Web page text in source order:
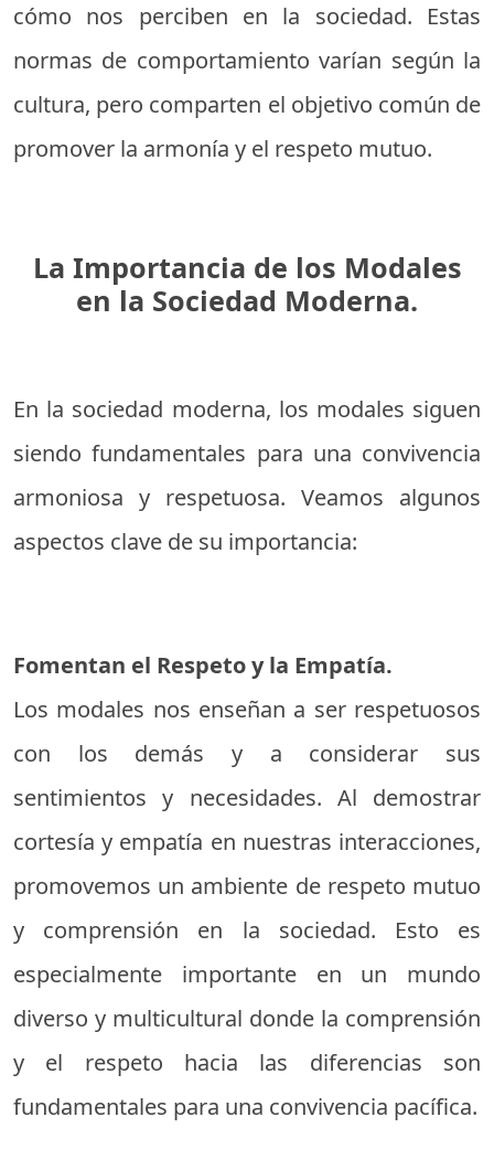
cómo nos perciben en la sociedad. Estas
normas de comportamiento varían según la
cultura, pero comparten el objetivo común de
promover la armonía y el respeto mutuo.
La Importancia de los Modales
en la Sociedad Moderna.
En la sociedad moderna, los modales siguen
siendo fundamentales para una convivencia
armoniosa y respetuosa. Veamos algunos
aspectos clave de su importancia:
Fomentan el Respeto y la Empatía.
Los modales nos enseñan a ser respetuosos
con los demás y a considerar sus
sentimientos y necesidades. Al demostrar
cortesía y empatía en nuestras interacciones,
promovemos un ambiente de respeto mutuo
y comprensión en la sociedad. Esto es
especialmente importante en un mundo
diverso y multicultural donde la comprensión
y el respeto hacia las diferencias son
fundamentales para una convivencia pacífica.